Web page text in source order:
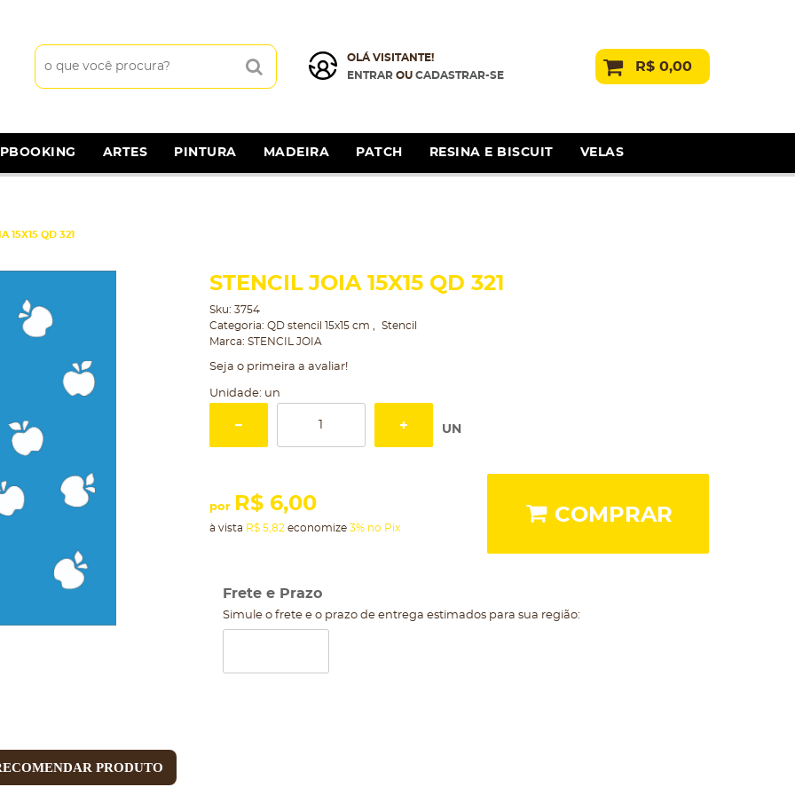
OLÁ VISITANTE!
ENTRAROU CADASTRAR-SE
R$ 0,00
ARTES PINTURA MADEIRA PATCH RESINA E BISCUIT VELAS
15X15 QD 321
PRODUTO
STENCIL JOIA 15X15 QD 321
Sku: 3754
Categoria: QD stencil 15x15 cm
Stencil
Marca: STENCIL JOIA
Seja o primeira a avaliar!
Unidade: un
UN
por R$ 6,00
à vista R$ 5,82 economize 3% no Pix
COMPRAR
Frete e Prazo
Simule o frete e o prazo de entrega estimados para sua região: